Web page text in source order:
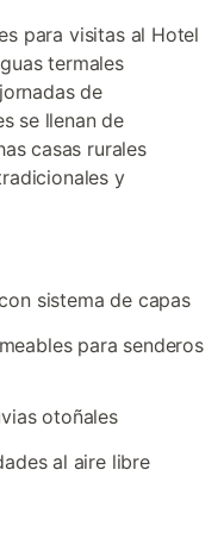
para visitas al Hotel
termales
de
se llenan de
casas rurales
y
sistema de capas
para senderos
otoñales
al aire libre